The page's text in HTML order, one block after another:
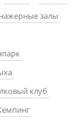
залы
клуб